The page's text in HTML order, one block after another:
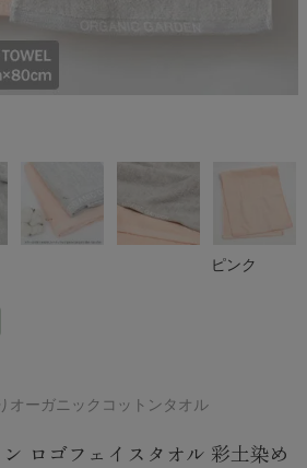
ピンク
オーガニックコットンタオル
ロゴフェイスタオル 彩土染め